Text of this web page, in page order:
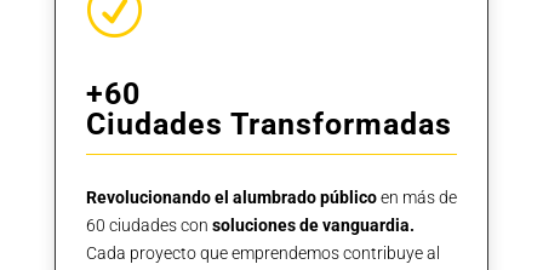
+60
Ciudades Transformadas
Revolucionando el alumbrado públicoen más de
60 ciudades con soluciones de vanguardia.
Cada proyecto que emprendemos contribuye al